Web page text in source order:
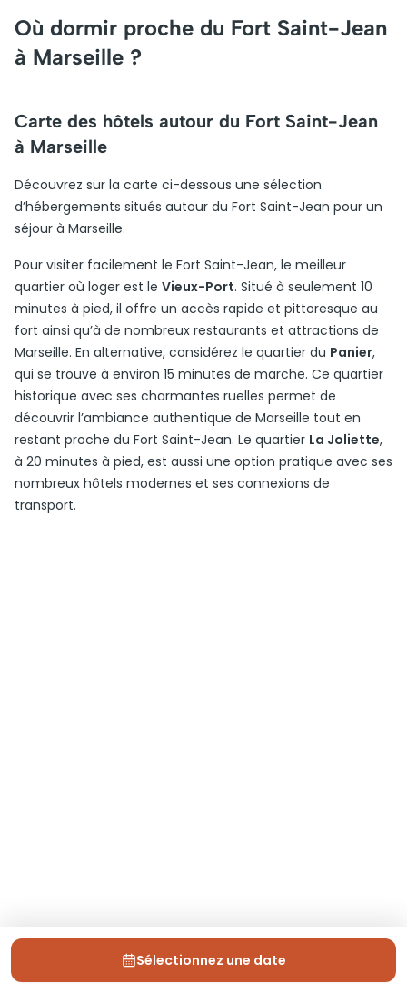
Où dormir proche du Fort Saint-Jean
à Marseille ?
Carte des hôtels autour du Fort Saint-Jean
à Marseille
Découvrez sur la carte ci-dessous une sélection
d’hébergements situés autour du Fort Saint-Jean pour un
séjour à Marseille.
Pour visiter facilement le Fort Saint-Jean, le meilleur
quartier où loger est le Vieux-Port. Situé à seulement 10
minutes à pied, il offre un accès rapide et pittoresque au
fort ainsi qu’à de nombreux restaurants et attractions de
Marseille. En alternative, considérez le quartier du Panier,
qui se trouve à environ 15 minutes de marche. Ce quartier
historique avec ses charmantes ruelles permet de
découvrir l’ambiance authentique de Marseille tout en
restant proche du Fort Saint-Jean. Le quartier La Joliette,
à 20 minutes à pied, est aussi une option pratique avec ses
nombreux hôtels modernes et ses connexions de
transport.
Sélectionnez une date